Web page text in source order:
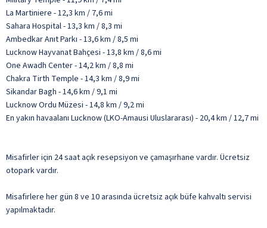
La Martiniere - 12,3 km / 7,6 mi
Sahara Hospital - 13,3 km / 8,3 mi
Ambedkar Anıt Parkı - 13,6 km / 8,5 mi
Lucknow Hayvanat Bahçesi - 13,8 km / 8,6 mi
One Awadh Center - 14,2 km / 8,8 mi
Chakra Tirth Temple - 14,3 km / 8,9 mi
Sikandar Bagh - 14,6 km / 9,1 mi
Lucknow Ordu Müzesi - 14,8 km / 9,2 mi
En yakın havaalanı Lucknow (LKO-Amausi Uluslararası) - 20,4 km / 12,7 mi
Misafirler için 24 saat açık resepsiyon ve çamaşırhane vardır. Ücretsiz
otopark vardır.
Misafirlere her gün 8 ve 10 arasında ücretsiz açık büfe kahvaltı servisi
yapılmaktadır.